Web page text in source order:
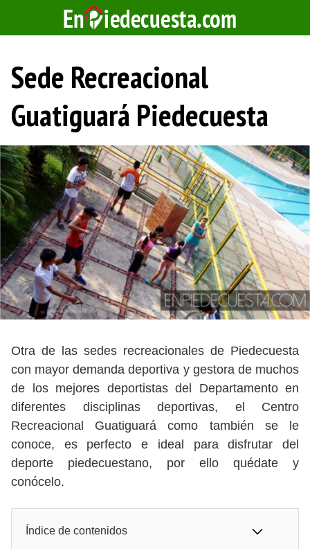
Sede Recreacional
Guatiguará Piedecuesta
Otra de las sedes recreacionales de Piedecuesta
con mayor demanda deportiva y gestora de muchos
de los mejores deportistas del Departamento en
diferentes disciplinas deportivas, el Centro
Recreacional Guatiguará como también se le
conoce, es perfecto e ideal para disfrutar del
deporte piedecuestano, por ello quédate y
conócelo.
Índice de contenidos